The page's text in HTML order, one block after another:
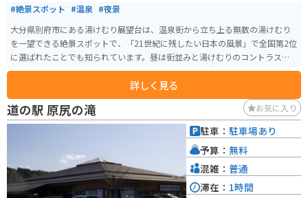
#絶景スポット #温泉 #夜景
大分県別府市にある湯けむり展望台は、温泉街から立ち上る無数の湯けむり
を一望できる絶景スポットで、「21世紀に残したい日本の風景」で全国第2位
に選ばれたことでも知られています。昼は街並みと湯けむりのコントラス
ト、夜は灯りと湯けむりが織りなす幻想的な景色が魅力で、2010年には日本
夜景遺産にも認定されています。土日祝の夜にはライトアップも行われ、よ
り情緒ある風景を楽しめます。 背後には鶴見岳や扇山も望め、360度のパノ
ラマが広がります。冬は湯けむりがより白く際立ち見応えが増します。駐車場
は台数が限られ、周辺は住宅街の狭い坂道のため運転には注意が必要です
が、ツーリングの立ち寄りスポットとしてもおすすめです。
詳しく見る
道の駅 原尻の滝 お気に入り
駐車： 駐車場あり
予算： 無料
混雑： 普通
滞在： 1時間